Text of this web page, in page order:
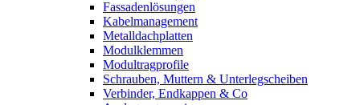
Fassadenlösungen
Kabelmanagement
Metalldachplatten
Modulklemmen
Modultragprofile
Schrauben, Muttern & Unterlegscheiben
Verbinder, Endkappen & Co